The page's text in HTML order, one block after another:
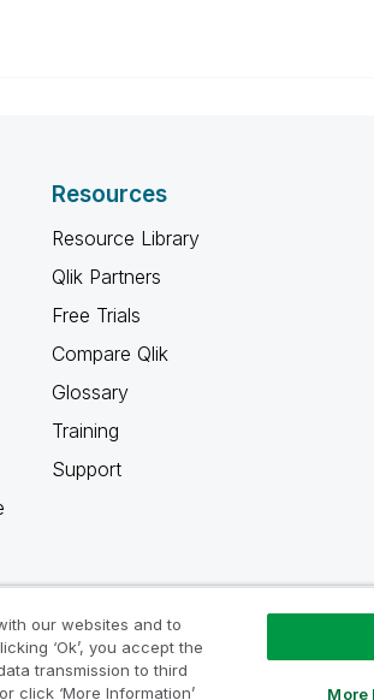
Resources
Resource Library
Qlik Partners
Free Trials
Compare Qlik
Glossary
Training
Support
our websites and to
‘Ok’, you accept the
transmission to third
click ‘More Information’
More